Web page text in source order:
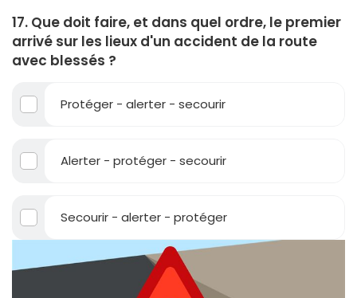
17. Que doit faire, et dans quel ordre, le premier
arrivé sur les lieux d'un accident de la route
avec blessés ?
Protéger - alerter - secourir
Alerter - protéger - secourir
Secourir - alerter - protéger